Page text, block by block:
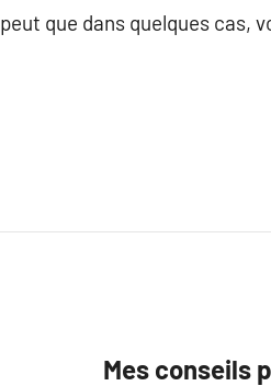
que dans quelques cas,
Mes conseils